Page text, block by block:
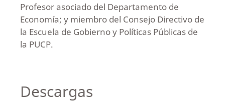
Profesor asociado del Departamento de
Economía; y miembro del Consejo Directivo de
la Escuela de Gobierno y Políticas Públicas de
la PUCP.
Descargas